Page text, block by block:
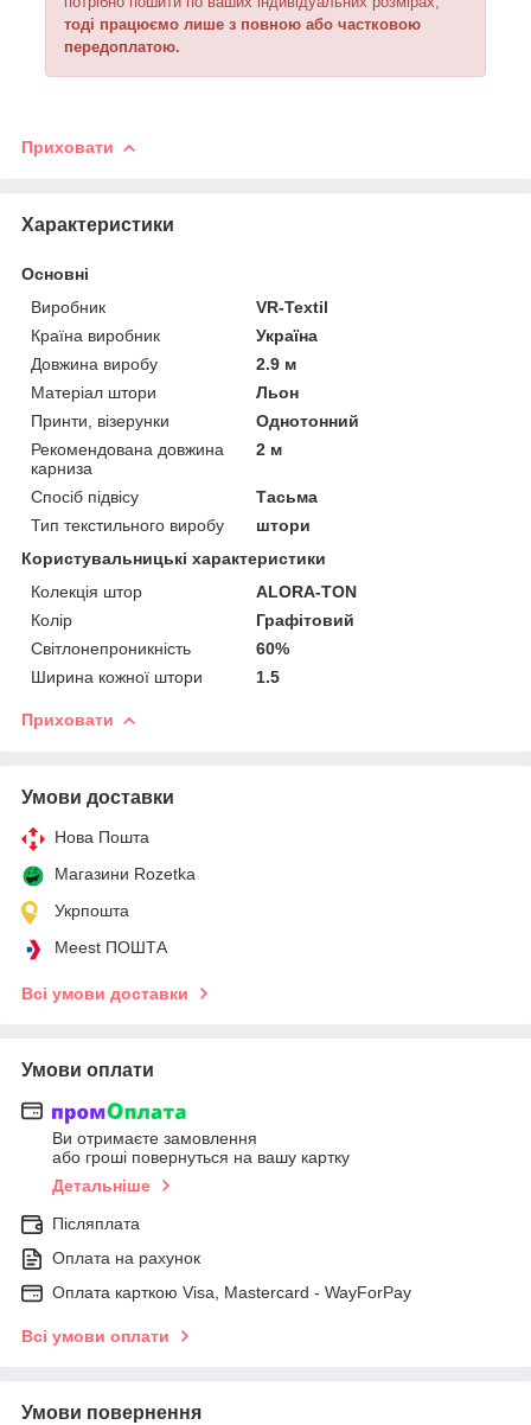
тоді працюємо лише з повною або частковою
передоплатою.
Приховати
Характеристики
Основні
Виробник
VR-Textil
Країна виробник
Україна
Довжина виробу
2.9 м
Матеріал штори
Льон
Принти, візерунки
Однотонний
Рекомендована довжина
карниза
2 м
Спосіб підвісу
Тасьма
Тип текстильного виробу
штори
Користувальницькі характеристики
Колекція штор
ALORA-TON
Колір
Графітовий
Світлонепроникність
60%
Ширина кожної штори
1.5
Приховати
Умови доставки
Нова Пошта
Магазини Rozetka
Укрпошта
Meest ПОШТА
Всі умови доставки
Умови оплати
Ви отримаєте замовлення
або гроші повернуться на вашу картку
Детальніше
Післяплата
Оплата на рахунок
Оплата карткою Visa, Mastercard - WayForPay
Всі умови оплати
Умови повернення